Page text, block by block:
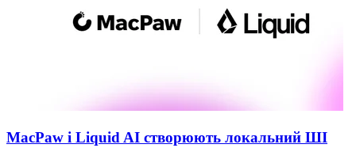
MacPaw і Liquid AI створюють локальний ШІ